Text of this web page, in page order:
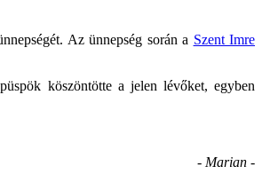
Az ünnepség során a Szent Imre
köszöntötte a jelen lévőket, egyben
- Marian -